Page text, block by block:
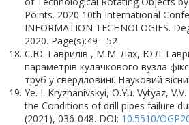
Points. 2020 10th International
INFORMATION TECHNOLOGIES.
2020. Page(s):49 - 52
С.Ю. Гаврилів , М.М. Лях, Ю.Л.
параметрів кулачкового вузла
труб у свердловині. Науковий
Ye. I. Kryzhanivskyi, O.Yu. Vytyaz,
the Conditions of drill pipes failure
(2021), 036-048. DOI: 10.5510/